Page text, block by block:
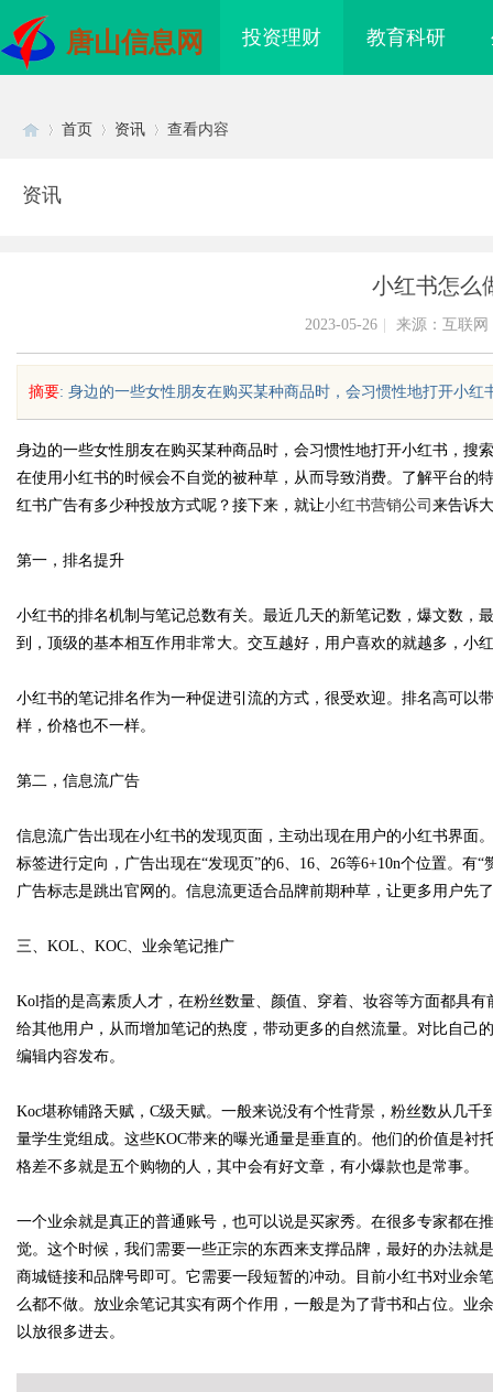
唐山信息网 投资理财 教育科研
sc
!
Bo
ar
首页 资讯 查看内容
资讯
小红书怎么
2023-05-26 来源：互联网
摘要: 身边的一些女性朋友在购买某种商品时，会习惯性地打开小
身边的一些女性朋友在购买某种商品时，会习惯性地打开小红书，搜
在使用小红书的时候会不自觉的被种草，从而导致消费。了解平台的
红书广告有多少种投放方式呢？接下来，就让小红书营销公司 来告诉
第一，排名提升
小红书的排名机制与笔记总数有关。最近几天的新笔记数，爆文数，
到，顶级的基本相互作用非常大。交互越好，用户喜欢的就越多，小
小红书的笔记排名作为一种促进引流的方式，很受欢迎。排名高可以
样，价格也不一样。
第二，信息流广告
信息流广告出现在小红书的发现页面，主动出现在用户的小红书界面
标签进行定向，广告出现在“发现页”的6、16、26等6+10n个位置。
广告标志是跳出官网的。信息流更适合品牌前期种草，让更多用户先
三、KOL、KOC、业余笔记推广
Kol指的是高素质人才，在粉丝数量、颜值、穿着、妆容等方面都具
给其他用户，从而增加笔记的热度，带动更多的自然流量。对比自己
编辑内容发布。
Koc堪称铺路天赋，C级天赋。一般来说没有个性背景，粉丝数从几
量学生党组成。这些KOC带来的曝光通量是垂直的。他们的价值是
格差不多就是五个购物的人，其中会有好文章，有小爆款也是常事。
一个业余就是真正的普通账号，也可以说是买家秀。在很多专家都在
觉。这个时候，我们需要一些正宗的东西来支撑品牌，最好的办法就
商城链接和品牌号即可。它需要一段短暂的冲动。目前小红书对业余
么都不做。放业余笔记其实有两个作用，一般是为了背书和占位。业
以放很多进去。
桩项目软件开发商， 开店最怕“搜不到”为什么隔壁店